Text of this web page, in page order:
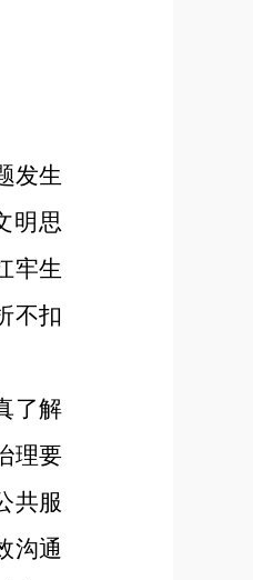
发生
明思
牢生
不扣
了解
理要
共服
沟通